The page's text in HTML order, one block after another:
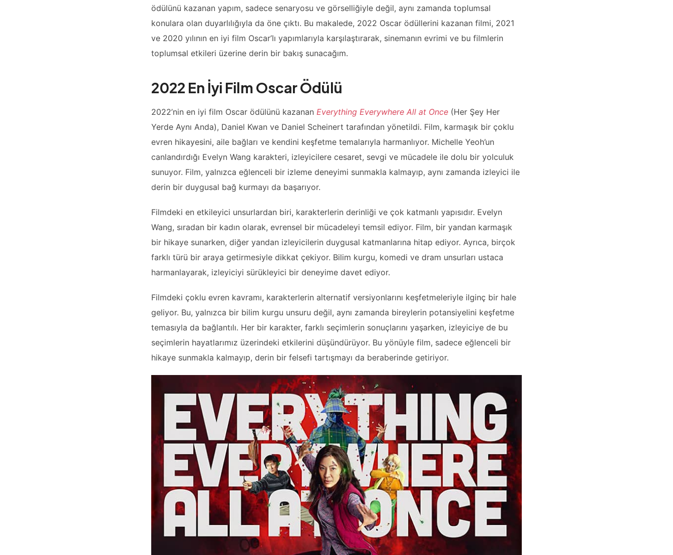
ödülünü kazanan yapım, sadece senaryosu ve görselliğiyle değil, aynı zamanda toplumsal
konulara olan duyarlılığıyla da öne çıktı. Bu makalede, 2022 Oscar ödüllerini kazanan filmi, 2021
ve 2020 yılının en iyi film Oscar’lı yapımlarıyla karşılaştırarak, sinemanın evrimi ve bu filmlerin
toplumsal etkileri üzerine derin bir bakış sunacağım.
2022 En İyi Film Oscar Ödülü
2022’nin en iyi film Oscar ödülünü kazanan Everything Everywhere All at Once (Her Şey Her
Yerde Aynı Anda), Daniel Kwan ve Daniel Scheinert tarafından yönetildi. Film, karmaşık bir çoklu
evren hikayesini, aile bağları ve kendini keşfetme temalarıyla harmanlıyor. Michelle Yeoh’un
canlandırdığı Evelyn Wang karakteri, izleyicilere cesaret, sevgi ve mücadele ile dolu bir yolculuk
sunuyor. Film, yalnızca eğlenceli bir izleme deneyimi sunmakla kalmayıp, aynı zamanda izleyici ile
derin bir duygusal bağ kurmayı da başarıyor.
Filmdeki en etkileyici unsurlardan biri, karakterlerin derinliği ve çok katmanlı yapısıdır. Evelyn
Wang, sıradan bir kadın olarak, evrensel bir mücadeleyi temsil ediyor. Film, bir yandan karmaşık
bir hikaye sunarken, diğer yandan izleyicilerin duygusal katmanlarına hitap ediyor. Ayrıca, birçok
farklı türü bir araya getirmesiyle dikkat çekiyor. Bilim kurgu, komedi ve dram unsurları ustaca
harmanlayarak, izleyiciyi sürükleyici bir deneyime davet ediyor.
Filmdeki çoklu evren kavramı, karakterlerin alternatif versiyonlarını keşfetmeleriyle ilginç bir hale
geliyor. Bu, yalnızca bir bilim kurgu unsuru değil, aynı zamanda bireylerin potansiyelini keşfetme
temasıyla da bağlantılı. Her bir karakter, farklı seçimlerin sonuçlarını yaşarken, izleyiciye de bu
seçimlerin hayatlarımız üzerindeki etkilerini düşündürüyor. Bu yönüyle film, sadece eğlenceli bir
hikaye sunmakla kalmayıp, derin bir felsefi tartışmayı da beraberinde getiriyor.